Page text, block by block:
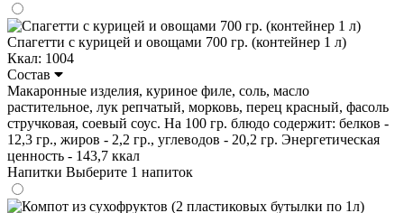
Спагетти с курицей и овощами 700 гр. (контейнер 1 л)
Ккал: 1004
Состав
Макаронные изделия, куриное филе, соль, масло
растительное, лук репчатый, морковь, перец красный, фасоль
стручковая, соевый соус. На 100 гр. блюдо содержит: белков -
12,3 гр., жиров - 2,2 гр., углеводов - 20,2 гр. Энергетическая
ценность - 143,7 ккал
Напитки Выберите 1 напиток